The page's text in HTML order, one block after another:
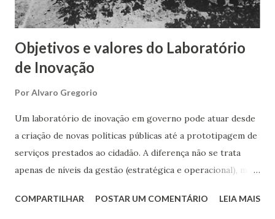
horários de funcionamento podem sofrer mudan...
Objetivos e valores do Laboratório
de Inovação
PorAlvaro Gregorio
Um laboratório de inovação em governo pode atuar desde
a criação de novas políticas públicas até a prototipagem de
serviços prestados ao cidadão. A diferença não se trata
apenas de níveis da gestão (estratégica e operacional), mas
seus objetivos e quais valores irá agregar ao governo.
COMPARTILHAR POSTAR UM COMENTÁRIO LEIA MAIS